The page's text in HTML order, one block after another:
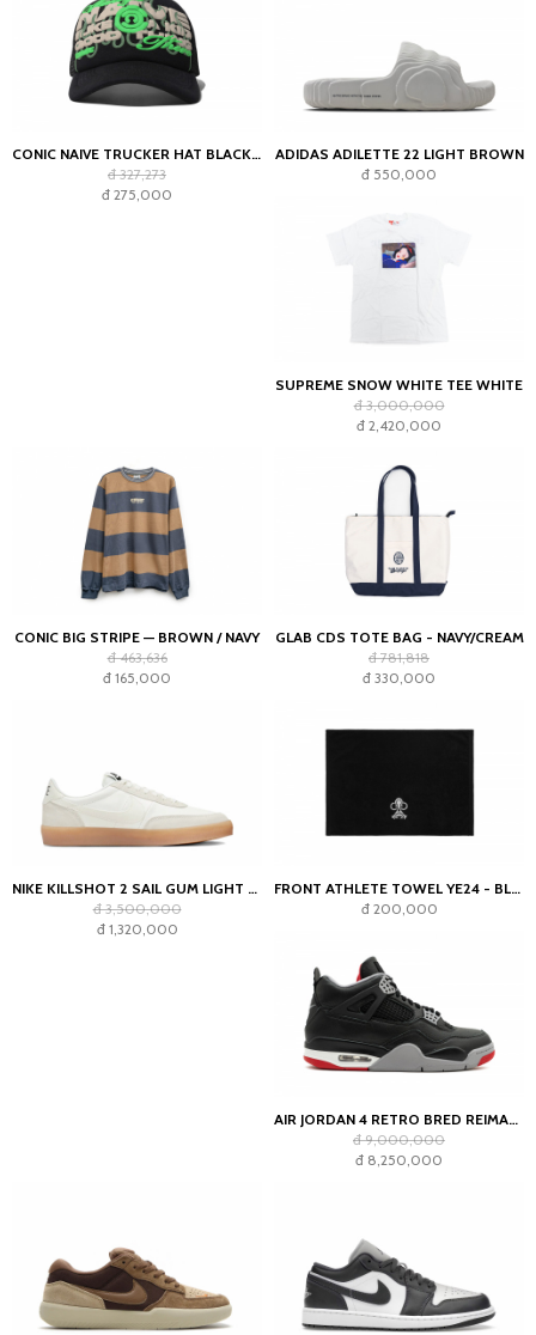
CONIC NAIVE TRUCKER HAT BLACK GREEN
đ 327,273
đ 275,000
ADIDAS ADILETTE 22 LIGHT BROWN
đ 550,000
SUPREME SNOW WHITE TEE WHITE
đ 3,000,000
đ 2,420,000
CONIC BIG STRIPE — BROWN / NAVY
đ 463,636
đ 165,000
GLAB CDS TOTE BAG - NAVY/CREAM
đ 781,818
đ 330,000
NIKE KILLSHOT 2 SAIL GUM LIGHT OREWOOD BROWN (WOMEN'S)
đ 3,500,000
đ 1,320,000
FRONT ATHLETE TOWEL YE24 - BLACK
đ 200,000
AIR JORDAN 4 RETRO BRED REIMAGINED
đ 9,000,000
đ 8,250,000